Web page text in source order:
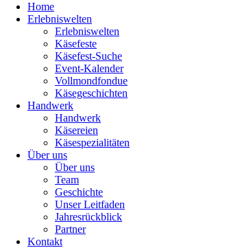
Home
Erlebniswelten
Erlebniswelten
Käsefeste
Käsefest-Suche
Event-Kalender
Vollmondfondue
Käsegeschichten
Handwerk
Handwerk
Käsereien
Käsespezialitäten
Über uns
Über uns
Team
Geschichte
Unser Leitfaden
Jahresrückblick
Partner
Kontakt